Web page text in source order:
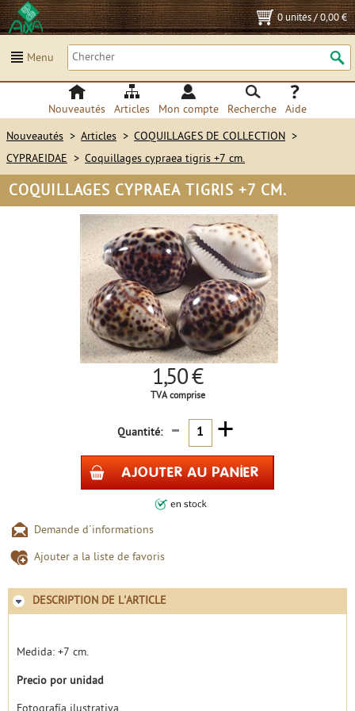
0 unités/0,00 €
Menu
Nouveautés Articles Mon compte Recherche Aide
Nouveautés > Articles > COQUILLAGES DE COLLECTION >
CYPRAEIDAE > Coquillages cypraea tigris +7 cm.
COQUILLAGES CYPRAEA TIGRIS +7 CM.
1,50 €
TVA comprise
Quantité: - +
Demande d´informations
Ajouter a la liste de favoris
DESCRIPTION DE L'ARTICLE
Medida: +7 cm.
Precio por unidad